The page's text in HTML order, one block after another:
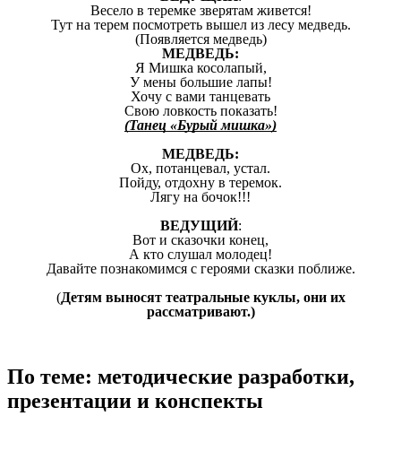
Весело в теремке зверятам живется!
Тут на терем посмотреть вышел из лесу медведь.
(Появляется медведь)
МЕДВЕДЬ:
Я Мишка косолапый,
У мены большие лапы!
Хочу с вами танцевать
Свою ловкость показать!
(Танец «Бурый мишка»)
МЕДВЕДЬ:
Ох, потанцевал, устал.
Пойду, отдохну в теремок.
Лягу на бочок!!!
ВЕДУЩИЙ:
Вот и сказочки конец,
А кто слушал молодец!
Давайте познакомимся с героями сказки поближе.
(Детям выносят театральные куклы, они их
рассматривают.)
По теме: методические разработки,
презентации и конспекты